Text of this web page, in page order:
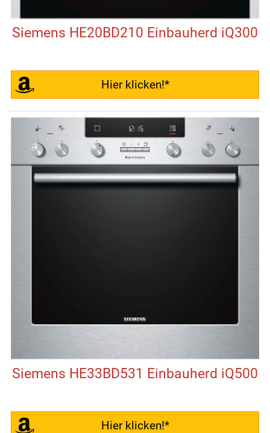
Siemens HE20BD210 Einbauherd iQ300
Hier klicken!*
Siemens HE33BD531 Einbauherd iQ500
Hier klicken!*